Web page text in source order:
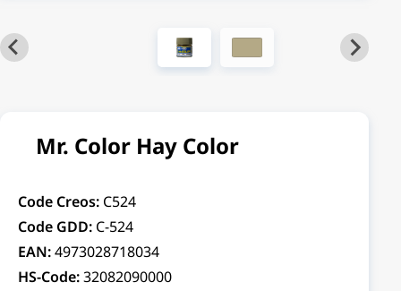
Mr. Color Hay Color
Code Creos: C524
Code GDD: C-524
EAN:4973028718034
HS-Code:32082090000